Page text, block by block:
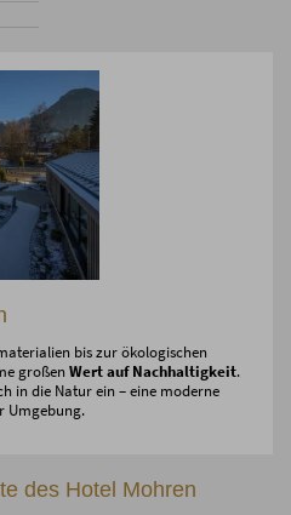
bis zur ökologischen
großen Wert auf Nachhaltigkeit.
in die Natur ein – eine moderne
Umgebung.
des Hotel Mohren